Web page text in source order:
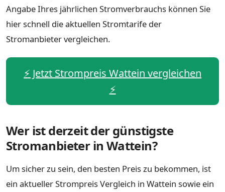
Angabe Ihres jährlichen Stromverbrauchs können Sie
hier schnell die aktuellen Stromtarife der
Stromanbieter vergleichen.
⚡️ Jetzt Strompreis Wattein vergleichen
⚡️
Wer ist derzeit der günstigste
Stromanbieter in Wattein?
Um sicher zu sein, den besten Preis zu bekommen, ist
ein aktueller Strompreis Vergleich in Wattein sowie ein